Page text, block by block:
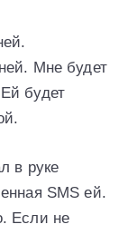
Мне будет
будет
в руке
SMS ей.
Если не